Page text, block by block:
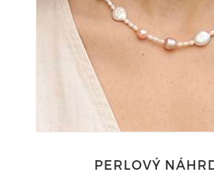
PERLOVÝ